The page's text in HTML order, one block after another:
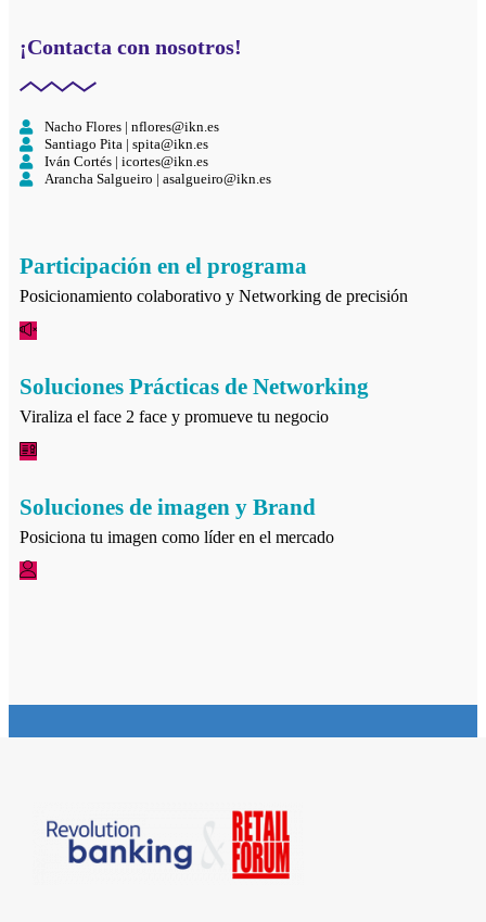
¡Contacta con nosotros!
Nacho Flores | nflores@ikn.es
Santiago Pita | spita@ikn.es
Iván Cortés | icortes@ikn.es
Arancha Salgueiro | asalgueiro@ikn.es
Participación en el programa
Posicionamiento colaborativo y Networking de precisión
Soluciones Prácticas de Networking
Viraliza el face 2 face y promueve tu negocio
Soluciones de imagen y Brand
Posiciona tu imagen como líder en el mercado